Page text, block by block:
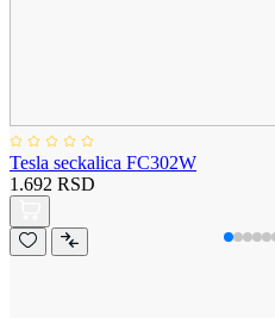
Tesla seckalica FC302W
1.692 RSD